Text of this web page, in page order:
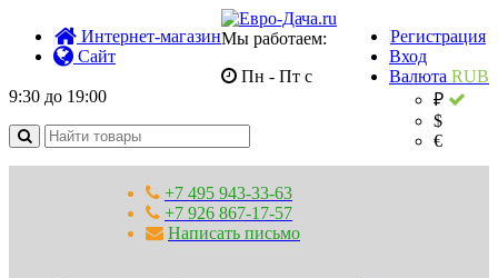
Интернет-магазин
Сайт
Регистрация
Вход
Валюта RUB
₽
$
€
Мы работаем:
Пн - Пт с
9:30 до 19:00
+7 495 943-33-63
+7 926 867-17-57
Написать письмо